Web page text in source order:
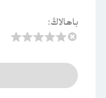
باھالاڭ: